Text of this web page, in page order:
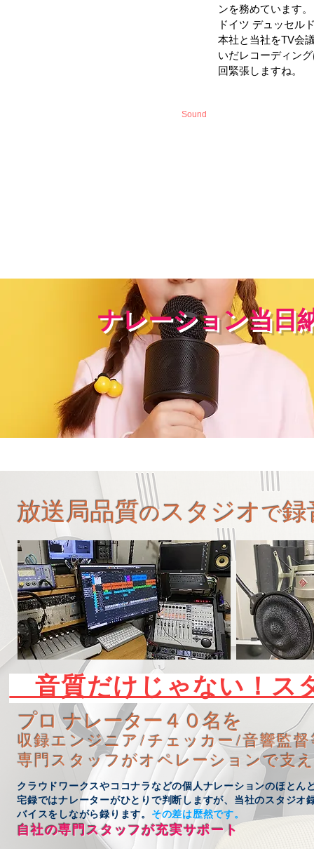
Sound
ンを務めています。
ドイツ デュッセル
本社と当社をTV会
いだレコーディン
回緊張しますね。
ナレーション当日
​放送局品質のスタジオで録
音質だけじゃない！ス
プロ ナレーター４０名を
収録エンジニア/チェッカー/音響監督
専門スタッフがオペレーションで支
クラウドワークスやココナラなどの個人ナレーションのほとん
宅録ではナレーターがひとりで判断しますが、当社のスタジオ
バイスをしながら録ります。 その差は歴然です。
自社​の専門スタッフが充実サポート